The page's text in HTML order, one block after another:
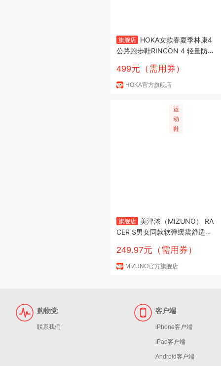
旗舰店
HOKA女款春夏季林康4
公路跑步鞋RINCON 4 轻量防滑
8.5
499元（需用券）
HOKA官方旗舰店
运
动
鞋
旗舰店
美津浓（MIZUNO） RA
CER S男女同款软弹缓震舒适耐
249.97元（需用券）
MIZUNO官方旗舰店
购物党
联系我们
客户端
iPhone客户端
iPad客户端
Android客户端